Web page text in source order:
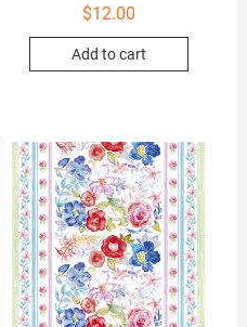
$12.00
Add to cart